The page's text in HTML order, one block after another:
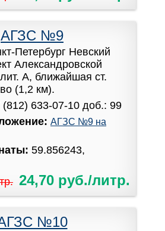
АГЗС №9
Петербург Невский
Александровской
А, ближайшая ст.
(1,2 км).
(812) 633-07-10 доб.: 99
АГЗС №9 на
59.856243,
24,70 руб./литр.
№10